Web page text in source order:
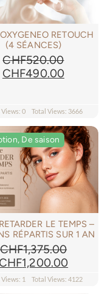
RETOUCH
(4 SÉANCES)
CHF520.00
Le
était :
CHF520.00.
CHF490.00Le
est :
0 Total Views: 3666
De saison
De saison
LE TEMPS –
RÉPARTIS SUR 1 AN
CHF1,375.00
Le
CHF1,200.00Le
prix
1 Total Views: 4122